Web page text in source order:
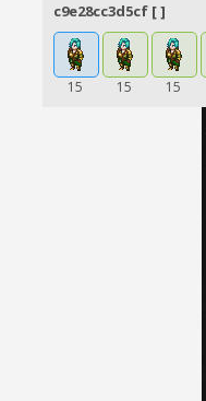
c9e28cc3d5cf [ ]
15 15 15